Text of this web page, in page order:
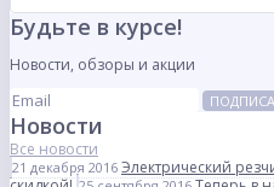
Будьте в курсе!
Новости, обзоры и акции
Новости
Все новости
21 декабря 2016 Электрический